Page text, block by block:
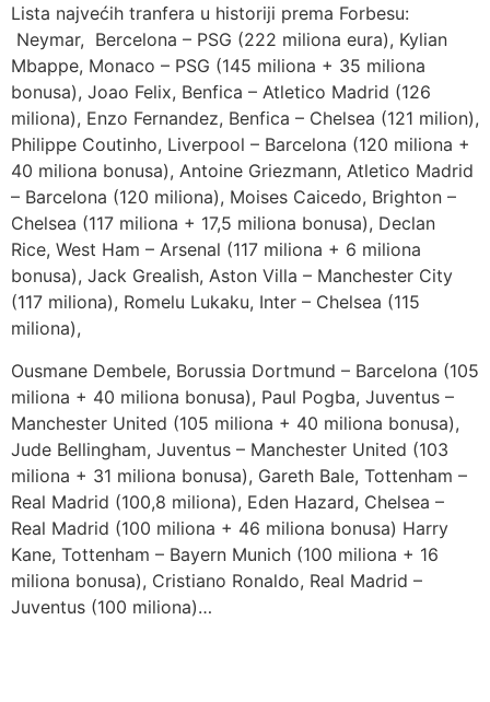
Lista najvećih tranfera u historiji prema Forbesu:
Neymar, Bercelona – PSG (222 miliona eura), Kylian
Mbappe, Monaco – PSG (145 miliona + 35 miliona
bonusa), Joao Felix, Benfica – Atletico Madrid (126
miliona), Enzo Fernandez, Benfica – Chelsea (121 milion),
Philippe Coutinho, Liverpool – Barcelona (120 miliona +
40 miliona bonusa), Antoine Griezmann, Atletico Madrid
– Barcelona (120 miliona), Moises Caicedo, Brighton –
Chelsea (117 miliona + 17,5 miliona bonusa), Declan
Rice, West Ham – Arsenal (117 miliona + 6 miliona
bonusa), Jack Grealish, Aston Villa – Manchester City
(117 miliona), Romelu Lukaku, Inter – Chelsea (115
miliona),
Ousmane Dembele, Borussia Dortmund – Barcelona (105
miliona + 40 miliona bonusa), Paul Pogba, Juventus –
Manchester United (105 miliona + 40 miliona bonusa),
Jude Bellingham, Juventus – Manchester United (103
miliona + 31 miliona bonusa), Gareth Bale, Tottenham –
Real Madrid (100,8 miliona), Eden Hazard, Chelsea –
Real Madrid (100 miliona + 46 miliona bonusa) Harry
Kane, Tottenham – Bayern Munich (100 miliona + 16
miliona bonusa), Cristiano Ronaldo, Real Madrid –
Juventus (100 miliona)…